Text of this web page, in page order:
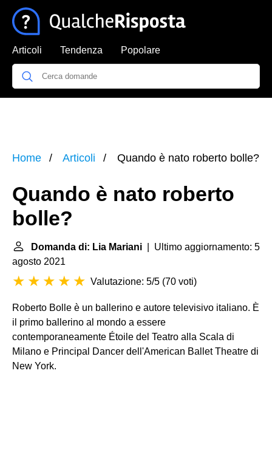
Articoli Tendenza Popolare
Home Articoli Quando è nato roberto bolle?
Quando è nato roberto
bolle?
Domanda di: Lia Mariani | Ultimo aggiornamento: 5
agosto 2021
Valutazione: 5/5 (70 voti)
Roberto Bolle è un ballerino e autore televisivo italiano. È
il primo ballerino al mondo a essere
contemporaneamente Étoile del Teatro alla Scala di
Milano e Principal Dancer dell'American Ballet Theatre di
New York.